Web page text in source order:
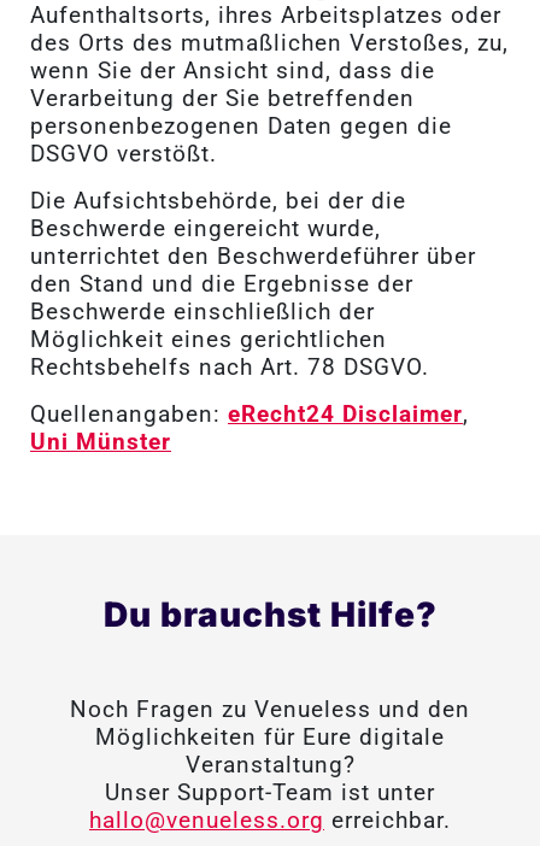
Aufenthaltsorts, ihres Arbeitsplatzes oder
des Orts des mutmaßlichen Verstoßes, zu,
wenn Sie der Ansicht sind, dass die
Verarbeitung der Sie betreffenden
personenbezogenen Daten gegen die
DSGVO verstößt.
Die Aufsichtsbehörde, bei der die
Beschwerde eingereicht wurde,
unterrichtet den Beschwerdeführer über
den Stand und die Ergebnisse der
Beschwerde einschließlich der
Möglichkeit eines gerichtlichen
Rechtsbehelfs nach Art. 78 DSGVO.
Quellenangaben: eRecht24 Disclaimer,
Uni Münster
Du brauchst Hilfe?
Noch Fragen zu Venueless und den
Möglichkeiten für Eure digitale
Veranstaltung?
Unser Support-Team ist unter
hallo@venueless.org erreichbar.